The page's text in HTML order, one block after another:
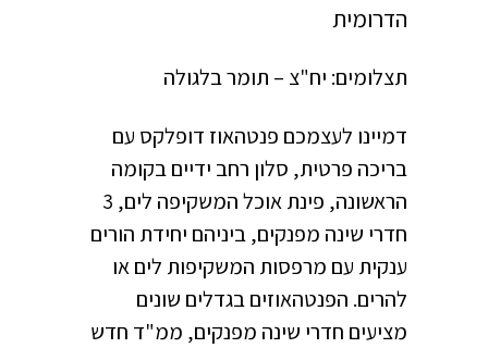
הדרומית
תצלומים: יח"צ – תומר בלגולה
דמיינו לעצמכם פנטהאוז דופלקס עם
בריכה פרטית, סלון רחב ידיים בקומה
הראשונה, פינת אוכל המשקיפה לים, 3
חדרי שינה מפנקים, ביניהם יחידת הורים
ענקית עם מרפסות המשקיפות לים או
להרים. הפנטהאוזים בגדלים שונים
מציעים חדרי שינה מפנקים, ממ"ד חדש